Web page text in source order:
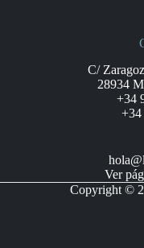
C/
28934
+34
+34
Ver
Copyright ©